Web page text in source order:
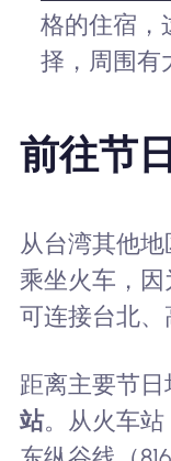
格的住宿，
择，周围有
前往节
从台湾其他
乘坐火车，因
可连接台北、
距离主要节
站。从火车